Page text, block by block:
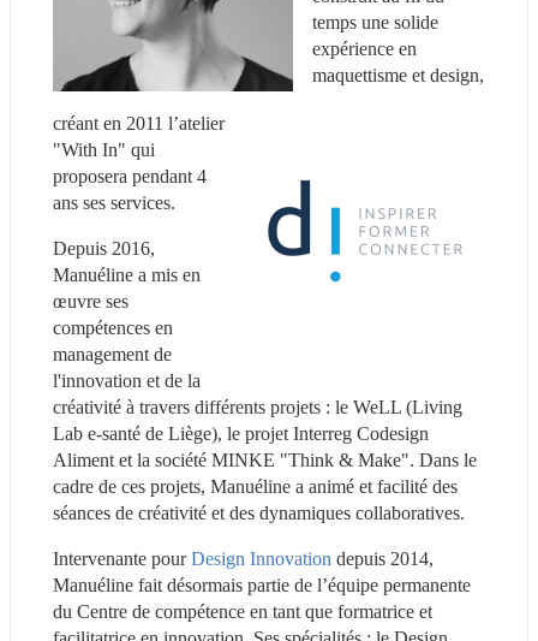
temps une solide
expérience en
maquettisme et design,
créant en 2011 l’atelier
"With In" qui
proposera pendant 4
ans ses services.
Depuis 2016,
Manuéline a mis en
œuvre ses
compétences en
management de
l'innovation et de la
créativité à travers différents projets : le WeLL (Living
Lab e-santé de Liège), le projet Interreg Codesign
Aliment et la société MINKE "Think & Make". Dans le
cadre de ces projets, Manuéline a animé et facilité des
séances de créativité et des dynamiques collaboratives.
Intervenante pour Design Innovation depuis 2014,
Manuéline fait désormais partie de l’équipe permanente
du Centre de compétence en tant que formatrice et